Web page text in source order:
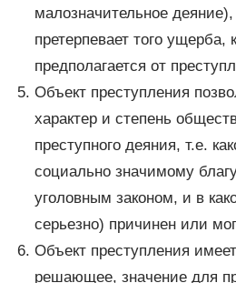
малозначительное деяние),
претерпевает того ущерба,
предполагается от
Объект преступления
характер и степень
преступного деяния, т.е.
социально значимому
уголовным законом, и в
серьезно) причинен или
Объект преступления
решающее, значение для